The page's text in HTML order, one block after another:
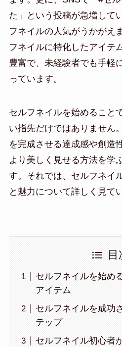
た」という投稿が急増して
フネイルの人気がうかがえ
フネイルに特化したアイテ
豊富で、未経験者でも手軽
っています。
セルフネイルを始めること
い指先だけではありません
を完成させる達成感や創造
より美しく見せる方法を学
す。それでは、セルフネイ
と魅力について詳しく見て
目
セルフネイルを始め
アイテム
セルフネイルを成功
テップ
セルフネイル初心者